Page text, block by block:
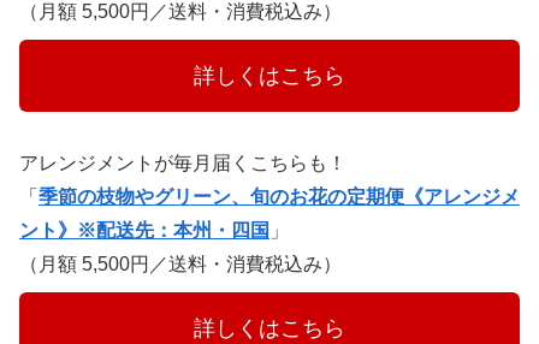
（月額 5,500円／送料・消費税込み）
詳しくはこちら
アレンジメントが毎月届くこちらも！
「 季節の枝物やグリーン、旬のお花の定期便《アレンジメ
ント》※配送先：本州・四国 」
（月額 5,500円／送料・消費税込み）
詳しくはこちら